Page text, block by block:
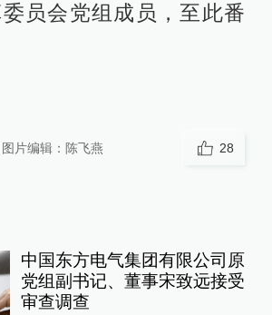
员会党组成员，至此番
图片编辑： 陈飞燕 28
中国东方电气集团有限公司原
党组副书记、董事宋致远接受
审查调查